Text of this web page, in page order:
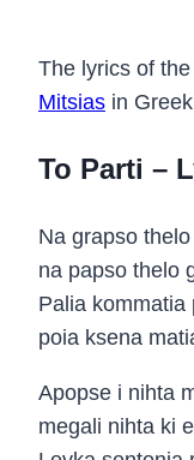
The lyrics of
Mitsias in
To Parti –
Na grapso thelo
na papso thelo
Palia kommatia
poia ksena
Apopse i nihta
megali nihta ki